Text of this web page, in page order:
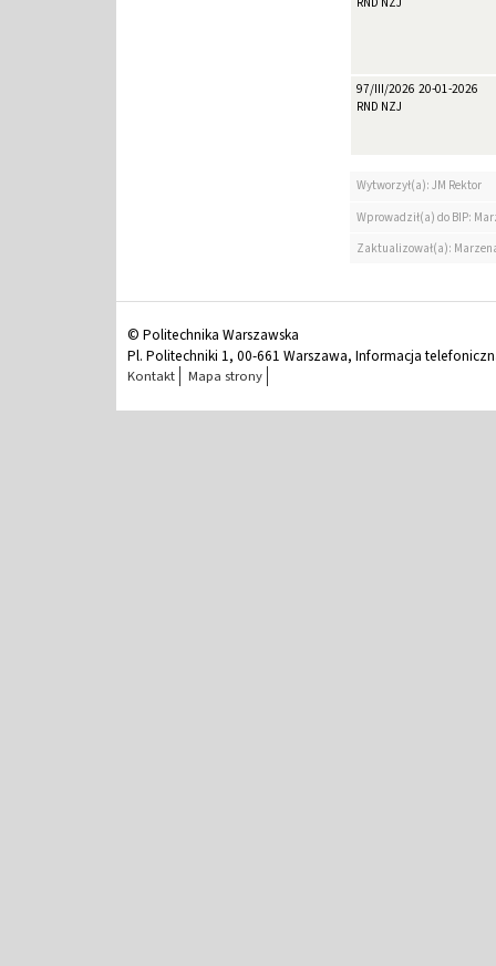
97/III/2026
RND NZJ
20-01-2026
Wytworzył(a): JM Rektor
Wprowadził(a) do BIP:
Zaktualizował(a):
© Politechnika Warszawska
Pl. Politechniki 1, 00-661 Warszawa, Informacja
Kontakt Mapa strony